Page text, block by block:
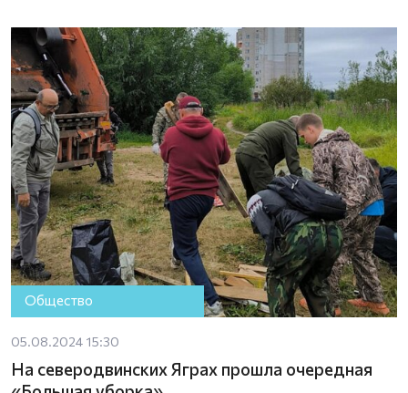
Общество
05.08.2024 15:30
На северодвинских Яграх прошла очередная